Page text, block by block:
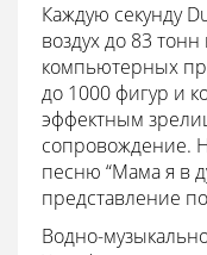
Каждую секунду
воздух до 83
компьютерных
до 1000 фигур и
эффектным
сопровождение.
песню “Мама я в
представление
Водно-